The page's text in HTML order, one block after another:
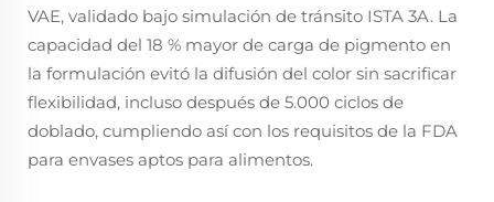
VAE, validado bajo simulación de tránsito ISTA 3A. La
capacidad del 18 % mayor de carga de pigmento en
la formulación evitó la difusión del color sin sacrificar
flexibilidad, incluso después de 5.000 ciclos de
doblado, cumpliendo así con los requisitos de la FDA
para envases aptos para alimentos.